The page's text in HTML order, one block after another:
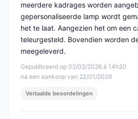
Gepubliceerd op 02/02/2026 à 14h20
na een aankoop van 22/01/2026
meerdere kadrages worden
gepersonaliseerde lamp wordt
het te laat. Aangezien het om een
teleurgesteld. Bovendien worden
meegeleverd.
Vertaalde beoordelingen